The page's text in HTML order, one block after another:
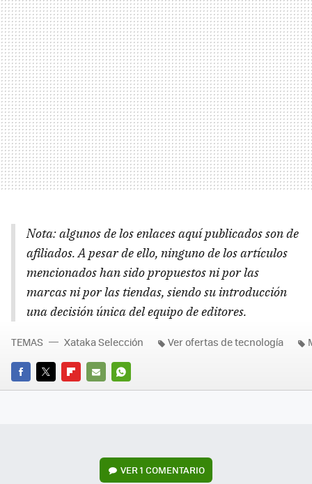
Nota: algunos de los enlaces aquí publicados son de
afiliados. A pesar de ello, ninguno de los artículos
mencionados han sido propuestos ni por las
marcas ni por las tiendas, siendo su introducción
una decisión única del equipo de editores.
FACEBOOK
TWITTERFLIPBOARD
E-
WHATSAPP
TEMAS Xataka Selección Ver ofertas de tecnología
VER1 COMENTARIO